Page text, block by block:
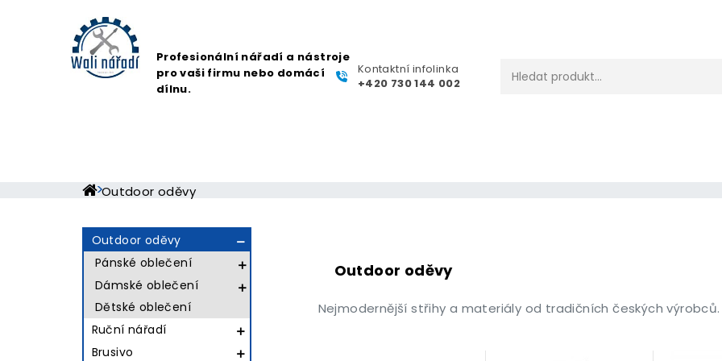
Profesionální nářadí a nástroje
pro vaši firmu nebo domácí
dílnu.
Kontaktní infolinka
+420 730 144 002
Outdoor oděvy
Ruční nářadí 
Brusivo 
Outdoor oděvy 
Pánské oblečení 
Dámské oblečení 
Dětské oblečení
Outdoor oděvy
Nejmodernější střihy a materiály od tradičních českých výrobců.